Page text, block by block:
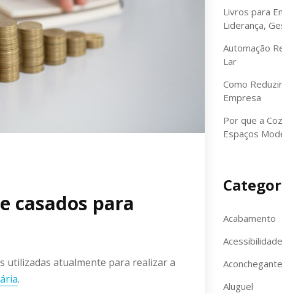
casados para
utilizadas atualmente para realizar a
.
Livros para
Liderança,
Automação
Lar
Como
Empresa
Por que a
Espaços
Acabamento
Acessibilidade
Aconchegante
Aluguel